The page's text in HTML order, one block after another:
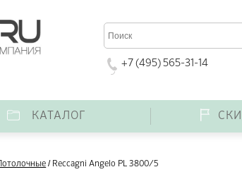
+7 (495) 565-31-14
КАТАЛОГ
Потолочные / Reccagni Angelo PL 3800/5